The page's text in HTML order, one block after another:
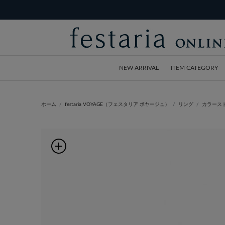
NEW ARRIVAL ITEM CATEGORY
ホーム festaria VOYAGE（フェスタリア ボヤージュ） リング カラース